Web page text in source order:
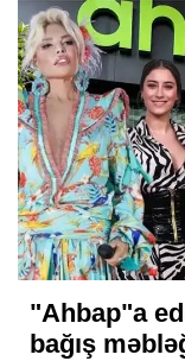
"Ahbap"a
bağış